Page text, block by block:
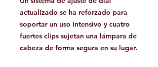
actualizado se ha reforzado para
soportar un uso intensivo y cuatro
fuertes clips sujetan una lámpara de
cabeza de forma segura en su lugar.